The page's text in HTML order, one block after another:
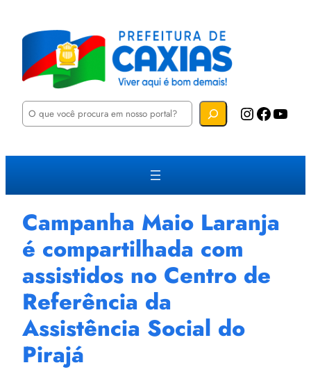
P
u
a
Instagram Facebook YouTube
Campanha Maio Laranja
é compartilhada com
assistidos no Centro de
Referência da
Assistência Social do
Pirajá